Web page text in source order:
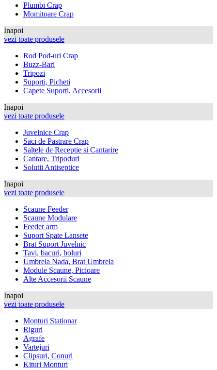
Plumbi Crap
Momitoare Crap
Inapoi
vezi toate produsele
Rod Pod-uri Crap
Buzz-Bari
Tripozi
Suporti, Picheti
Capete Suporti, Accesorii
Inapoi
vezi toate produsele
Juvelnice Crap
Saci de Pastrare Crap
Saltele de Receptie si Cantarire
Cantare, Tripoduri
Solutii Antiseptice
Inapoi
vezi toate produsele
Scaune Feeder
Scaune Modulare
Feeder arm
Suport Spate Lansete
Brat Suport Juvelnic
Tavi, bacuri, boluri
Umbrela Nada, Brat Umbrela
Module Scaune, Picioare
Alte Accesorii Scaune
Inapoi
vezi toate produsele
Monturi Stationar
Riguri
Agrafe
Vartejuri
Clipsuri, Conuri
Kituri Monturi